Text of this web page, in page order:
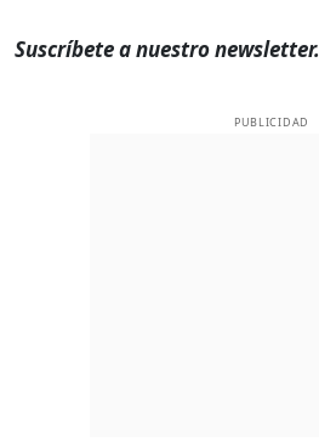
Suscríbete a nuestro newsletter.
PUBLICIDAD